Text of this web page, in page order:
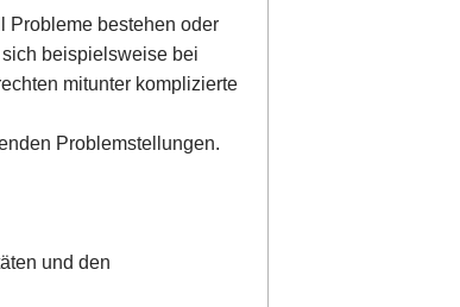
Probleme bestehen oder
beispielsweise bei
mitunter komplizierte
Problemstellungen.
und den